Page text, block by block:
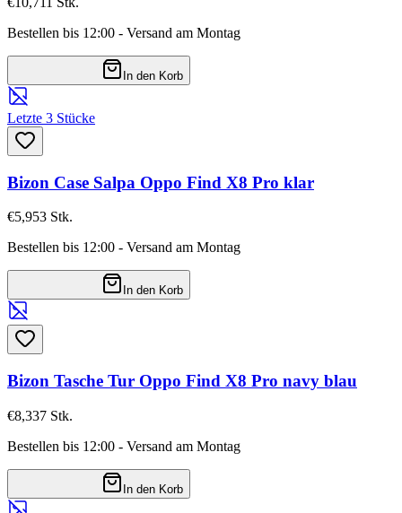
Bestellen bis 12:00 - Versand am Montag
In den Korb
Letzte 3 Stücke
Bizon Case Salpa Oppo Find X8 Pro klar
€5,953 Stk.
Bestellen bis 12:00 - Versand am Montag
In den Korb
Bizon Tasche Tur Oppo Find X8 Pro navy blau
€8,337 Stk.
Bestellen bis 12:00 - Versand am Montag
In den Korb